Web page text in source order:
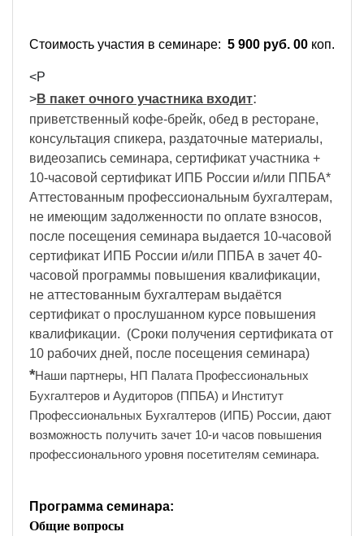
Стоимость участия в семинаре: 5 900 руб. 00 коп.
<P
>В пакет очного участника входит:
приветственный кофе-брейк, обед в ресторане,
консультация спикера, раздаточные материалы,
видеозапись семинара, сертификат участника +
10-часовой сертификат ИПБ России и/или ППБА*
Аттестованным профессиональным бухгалтерам,
не имеющим задолженности по оплате взносов,
после посещения семинара выдается 10-часовой
сертификат ИПБ России и/или ППБА в зачет 40-
часовой программы повышения квалификации,
не аттестованным бухгалтерам выдаётся
сертификат о прослушанном курсе повышения
квалификации. (Сроки получения сертификата от
10 рабочих дней, после посещения семинара)
*Наши партнеры, НП Палата Профессиональных
Бухгалтеров и Аудиторов (ППБА) и Институт
Профессиональных Бухгалтеров (ИПБ) России, дают
возможность получить зачет 10-и часов повышения
профессионального уровня посетителям семинара.
Программа семинара:
Общие вопросы